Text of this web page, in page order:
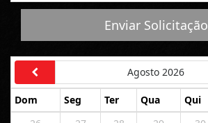
Enviar Solicitação
Agosto 2026
Dom Seg Ter Qua Qui